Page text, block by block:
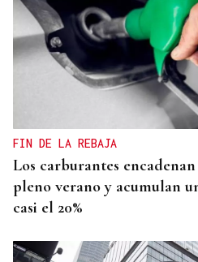
FIN DE LA REBAJA
Los carburantes
pleno verano y acumulan
casi el 20%